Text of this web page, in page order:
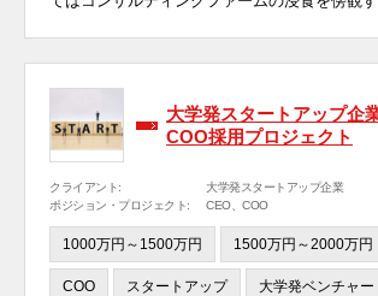
大学発スタートアップ企
COO採用プロジェクト
クライアント:
大学発スタートアップ企業
ポジション・プロジェクト:
CEO、COO
1000万円～1500万円 1500万円～2000万円
COO スタートアップ 大学発ベンチャー